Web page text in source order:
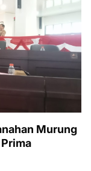
Murung